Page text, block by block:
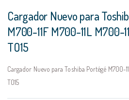
al
comienzo
de
la
galería
de
imágenes
Cargador Nuevo para
M700-11F M700-11L M700-
TO15
Cargador Nuevo para Toshiba Portégé M700-
TO15